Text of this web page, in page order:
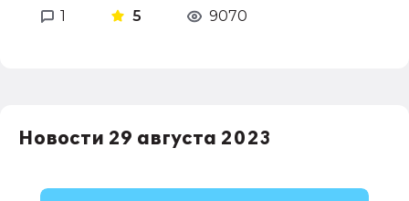
1
5 9070
Новости 29 августа 2023